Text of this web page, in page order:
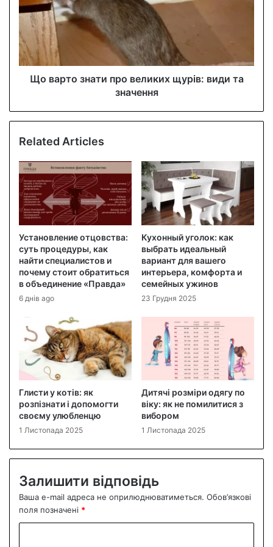
Що варто знати про великих щурів: види та
значення
Related Articles
Установление отцовства:
суть процедуры, как
найти специалистов и
почему стоит обратиться
в объединение «Правда»
6 днів ago
Кухонный уголок: как
выбрать идеальный
вариант для вашего
интерьера, комфорта и
семейных ужинов
23 Грудня 2025
Глисти у котів: як
розпізнати і допомогти
своєму улюбленцю
1 Листопада 2025
Дитячі розміри одягу по
віку: як не помилитися з
вибором
1 Листопада 2025
Залишити відповідь
Ваша e-mail адреса не оприлюднюватиметься. Обов’язкові
поля позначені *